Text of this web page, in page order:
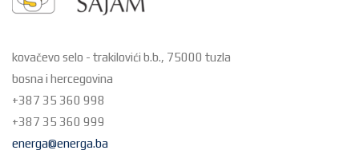
kovačevo selo - trakilovići b.b., 75000 tuzla
bosna i hercegovina
+387 35 360 998
+387 35 360 999
energa@energa.ba